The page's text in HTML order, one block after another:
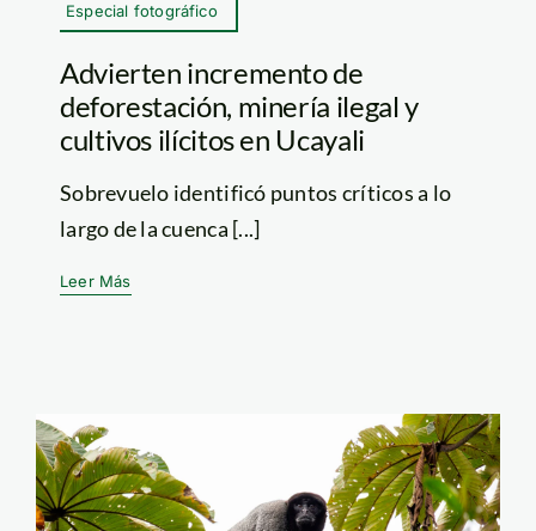
Especial fotográfico
Advierten incremento de
deforestación, minería ilegal y
cultivos ilícitos en Ucayali
Sobrevuelo identificó puntos críticos a lo
largo de la cuenca [...]
Leer Más